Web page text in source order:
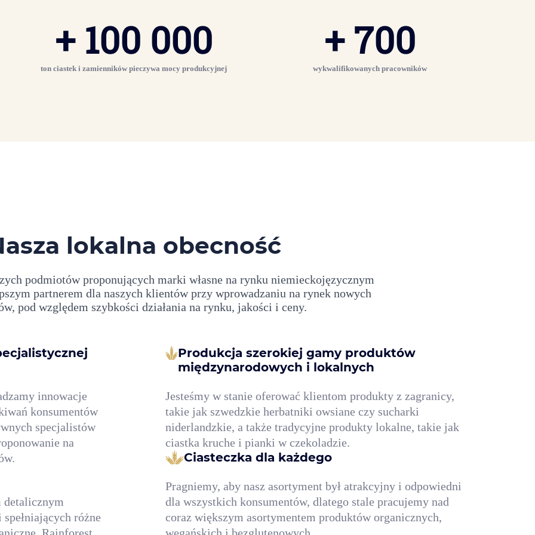
+ 100 000
ton ciastek i zamienników pieczywa mocy produkcyjnej
+700
wykwalifikowanych pracowników
lokalna obecność
podmiotów proponujących marki własne na rynku niemieckojęzycznym
partnerem dla naszych klientów przy wprowadzaniu na rynek nowych
pod względem szybkości działania na rynku, jakości i ceny.
innowacje
konsumentów
specjalistów
na
detalicznym
różne
Produkcja szerokiej gamy produktów
międzynarodowych i lokalnych
Jesteśmy w stanie oferować klientom produkty z zagranicy,
takie jak szwedzkie herbatniki owsiane czy sucharki
niderlandzkie, a także tradycyjne produkty lokalne, takie jak
ciastka kruche i pianki w czekoladzie.
Ciasteczka dla każdego
Pragniemy, aby nasz asortyment był atrakcyjny i odpowiedni
dla wszystkich konsumentów, dlatego stale pracujemy nad
coraz większym asortymentem produktów organicznych,